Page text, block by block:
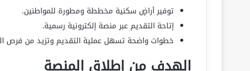
توفير أراضٍ سكنية مخططة ومطورة للمواطنين.
إتاحة التقديم عبر منصة إلكترونية رسمية.
خطوات واضحة تسهل عملية التقديم وتزيد من فرص